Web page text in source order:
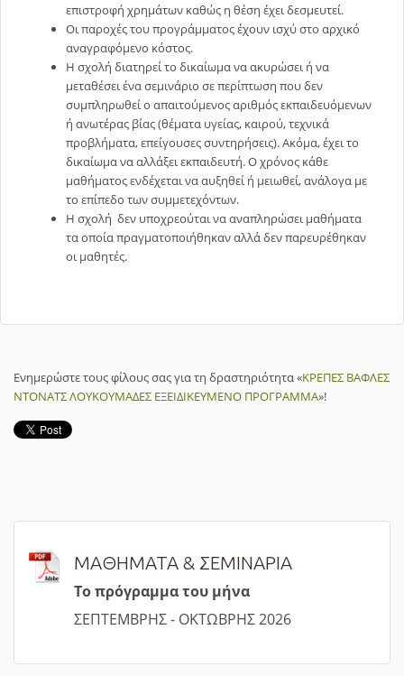
επιστροφή χρημάτων καθώς η θέση έχει δεσμευτεί.
Οι παροχές του προγράμματος έχουν ισχύ στο αρχικό
αναγραφόμενο κόστος.
Η σχολή διατηρεί το δικαίωμα να ακυρώσει ή να
μεταθέσει ένα σεμινάριο σε περίπτωση που δεν
συμπληρωθεί ο απαιτούμενος αριθμός εκπαιδευόμενων
ή ανωτέρας βίας (θέματα υγείας, καιρού, τεχνικά
προβλήματα, επείγουσες συντηρήσεις). Ακόμα, έχει το
δικαίωμα να αλλάξει εκπαιδευτή. Ο χρόνος κάθε
μαθήματος ενδέχεται να αυξηθεί ή μειωθεί, ανάλογα με
το επίπεδο των συμμετεχόντων.
Η σχολή δεν υποχρεούται να αναπληρώσει μαθήματα
τα οποία πραγματοποιήθηκαν αλλά δεν παρευρέθηκαν
οι μαθητές.
Ενημερώστε τους φίλους σας για τη δραστηριότητα «ΚΡΕΠΕΣ ΒΑΦΛΕΣ
ΝΤΟΝΑΤΣ ΛΟΥΚΟΥΜΑΔΕΣ ΕΞΕΙΔΙΚΕΥΜΕΝΟ ΠΡΟΓΡΑΜΜΑ»!
ΜΑΘΗΜΑΤΑ & ΣΕΜΙΝΑΡΙΑ
Το πρόγραμμα του μήνα
ΣΕΠΤΕΜΒΡΗΣ - ΟΚΤΩΒΡΗΣ 2026